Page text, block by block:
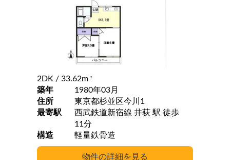
2DK / 33.62m 2
築年
1980年03月
住所
東京都杉並区今川1
最寄駅
西武鉄道新宿線 井荻 駅 徒歩
11分
構造
軽量鉄骨造